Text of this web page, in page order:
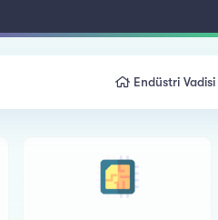
Endüstri Vadisi